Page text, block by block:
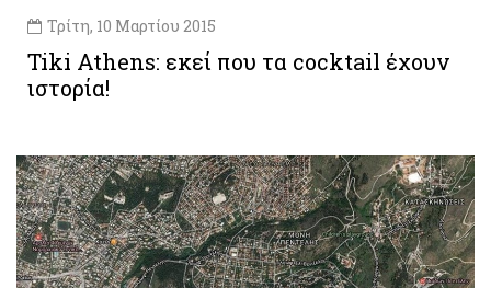
Τρίτη, 10 Μαρτίου 2015
Tiki Athens: εκεί που τα cocktail έχουν
ιστορία!